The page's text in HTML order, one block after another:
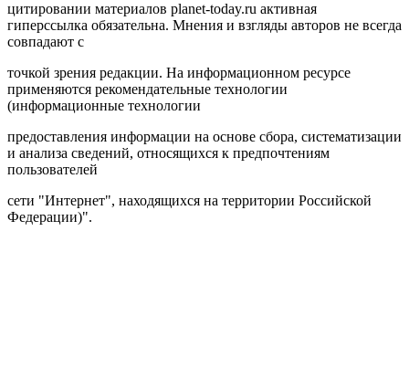
цитировании материалов planet-today.ru активная
гиперссылка обязательна. Мнения и взгляды авторов не всегда
совпадают с
точкой зрения редакции. На информационном ресурсе
применяются рекомендательные технологии
(информационные технологии
предоставления информации на основе сбора, систематизации
и анализа сведений, относящихся к предпочтениям
пользователей
сети "Интернет", находящихся на территории Российской
Федерации)".